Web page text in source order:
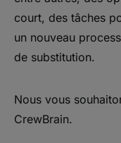
court, des tâches
un nouveau
de substitution.
Nous vous
CrewBrain.